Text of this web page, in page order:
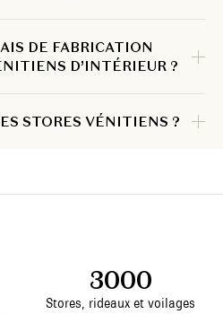
DE FABRICATION
D’INTÉRIEUR ?
STORES VÉNITIENS ?
3000
Stores, rideaux et voilages